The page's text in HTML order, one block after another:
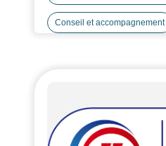
Conseil et accompagnement